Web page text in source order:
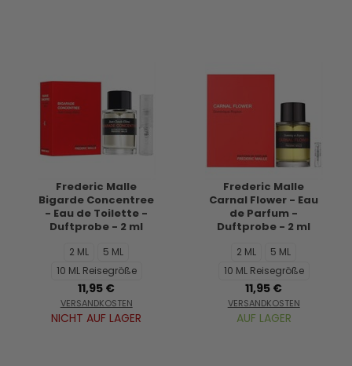
Frederic Malle
Bigarde Concentree
- Eau de Toilette -
Duftprobe - 2 ml
2 ML
5 ML
10 ML Reisegröße
11,95 €
VERSANDKOSTEN
NICHT AUF LAGER
Frederic Malle
Carnal Flower - Eau
de Parfum -
Duftprobe - 2 ml
2 ML
5 ML
10 ML Reisegröße
11,95 €
VERSANDKOSTEN
AUF LAGER